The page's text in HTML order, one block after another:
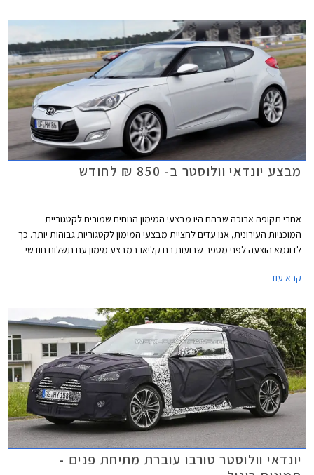
בתום שלוש שנים, שגובהו נגזר מהדגם הנבחר ומגובה המקדמה. המבצע בתוקף
עד ה- 31.10.2014.
מבצע יונדאי וולוסטר ב- 850 ₪ לחודש
אחרי תקופה ארוכה שבהם היו מבצעי המימון הנוחים שמורים לקטגוריית
המוכניות העירונית, אנו עדים לחציית מבצעי המימון לקטגוריות גבוהות יותר. כך
לדוגמא הוצעה לפני מספר שבועות רנו קליאו במבצע מימון עם תשלום חודשי
על יונדאי וולוסטר.
קרא עוד
יונדאי וולוסטר טורבו עוברת מתיחת פנים -